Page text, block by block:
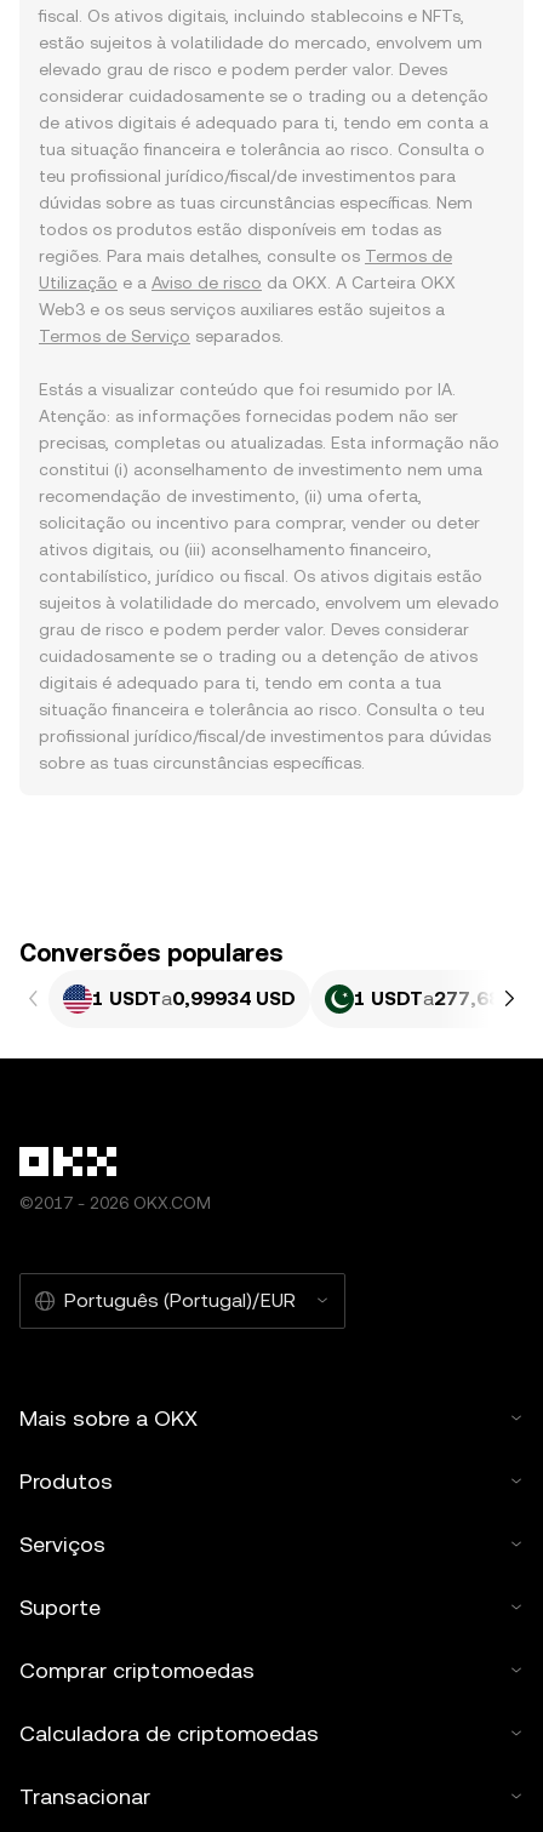
fiscal. Os ativos digitais, incluindo stablecoins e NFTs,
estão sujeitos à volatilidade do mercado, envolvem um
elevado grau de risco e podem perder valor. Deves
considerar cuidadosamente se o trading ou a detenção
de ativos digitais é adequado para ti, tendo em conta a
tua situação financeira e tolerância ao risco. Consulta o
teu profissional jurídico/fiscal/de investimentos para
dúvidas sobre as tuas circunstâncias específicas. Nem
todos os produtos estão disponíveis em todas as
regiões. Para mais detalhes, consulte os Termos de
Utilização e a Aviso de risco da OKX. A Carteira OKX
Web3 e os seus serviços auxiliares estão sujeitos a
Termos de Serviço separados.
Estás a visualizar conteúdo que foi resumido por IA.
Atenção: as informações fornecidas podem não ser
precisas, completas ou atualizadas. Esta informação não
constitui (i) aconselhamento de investimento nem uma
recomendação de investimento, (ii) uma oferta,
solicitação ou incentivo para comprar, vender ou deter
ativos digitais, ou (iii) aconselhamento financeiro,
contabilístico, jurídico ou fiscal. Os ativos digitais estão
sujeitos à volatilidade do mercado, envolvem um elevado
grau de risco e podem perder valor. Deves considerar
cuidadosamente se o trading ou a detenção de ativos
digitais é adequado para ti, tendo em conta a tua
situação financeira e tolerância ao risco. Consulta o teu
profissional jurídico/fiscal/de investimentos para dúvidas
sobre as tuas circunstâncias específicas.
Conversões populares
1 USDTa0,99934 USD 1 USDTa277,68 PKR
©2017 - 2026 OKX.COM
Português (Portugal)/EUR
Mais sobre a OKX
Produtos
Serviços
Suporte
Comprar criptomoedas
Calculadora de criptomoedas
Transacionar